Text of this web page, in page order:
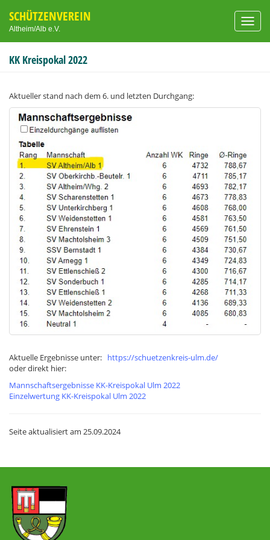
SCHÜTZENVEREIN
Altheim/Alb e.V.
KK Kreispokal 2022
Aktueller stand nach dem 6. und letzten Durchgang:
Aktuelle Ergebnisse unter: https://schuetzenkreis-ulm.de/
oder direkt hier:
Mannschaftsergebnisse KK-Kreispokal Ulm 2022
Einzelwertung KK-Kreispokal Ulm 2022
Seite aktualisiert am 25.09.2024